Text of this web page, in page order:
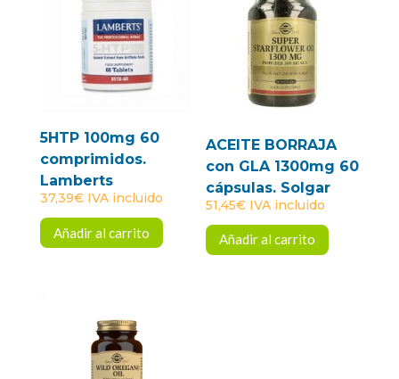
5HTP 100mg 60
comprimidos.
Lamberts
37,39€ IVA incluido
Añadir al carrito
ACEITE BORRAJA
con GLA 1300mg 60
cápsulas. Solgar
51,45€ IVA incluido
Añadir al carrito